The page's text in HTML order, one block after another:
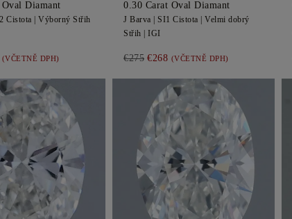
Oval Diamant
Cistota | Výborný Střih
(VČETNĚ DPH)
0.30 Carat Oval Diamant
J Barva | SI1 Cistota | Velmi dobrý
Střih | IGI
€275 €268 (VČETNĚ DPH)